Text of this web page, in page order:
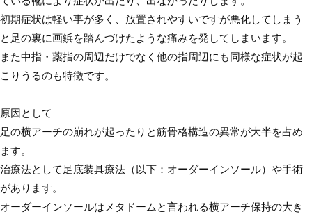
初期症状は軽い事が多く、放置されやすいですが悪化してしまう
と足の裏に画鋲を踏んづけたような痛みを発してしまいます。
また中指・薬指の周辺だけでなく他の指周辺にも同様な症状が起
こりうるのも特徴です。
原因として
足の横アーチの崩れが起ったりと筋骨格構造の異常が大半を占め
ます。
治療法として足底装具療法（以下：オーダーインソール）や手術
があります。
オーダーインソールはメタドームと言われる横アーチ保持の大き